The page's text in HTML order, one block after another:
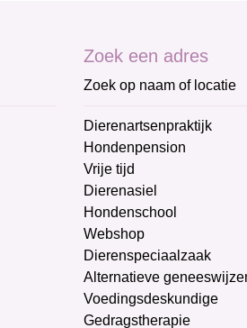
Zoek een adres
Zoek op naam of locatie
Dierenartsenpraktijk
Hondenpension
Vrije tijd
Dierenasiel
Hondenschool
Webshop
Dierenspeciaalzaak
Alternatieve
Voedingsdeskundige
Gedragstherapie